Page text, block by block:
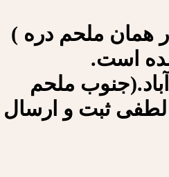
همان ملحم دره )
است.
ملحم
ثبت و ارسال